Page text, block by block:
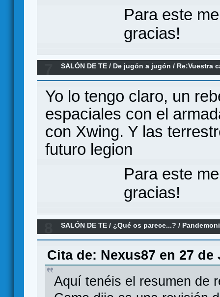
Para este
gracias!
SALÓN DE TE / De jugón a jugón / Re:Vuestra
soñada
Yo lo tengo claro, un
espaciales con el
con Xwing. Y las
futuro legion
Para este
gracias!
SALÓN DE TE / ¿Qué os parece...? /
Cita de: Nexus87 en 27 de
Aquí tenéis el resumen de